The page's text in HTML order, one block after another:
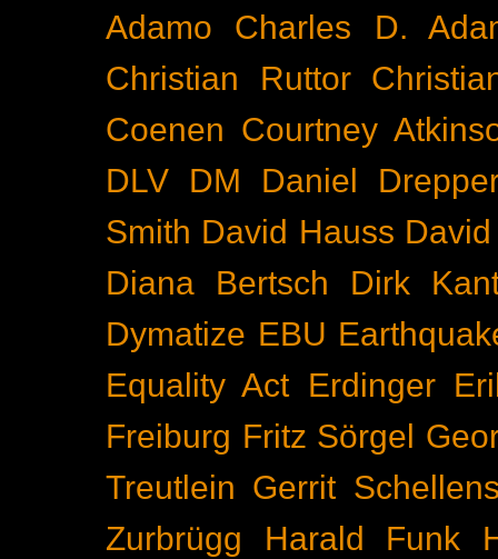
Adamo
Charles D.
Christian Ruttor
Coenen Courtney
DLV
DM
Daniel
Smith David Hauss
Diana Bertsch
Dirk
Dymatize EBU
Equality Act Erdinger
Freiburg Fritz Sörgel
Treutlein Gerrit
Zurbrügg
Harald Funk